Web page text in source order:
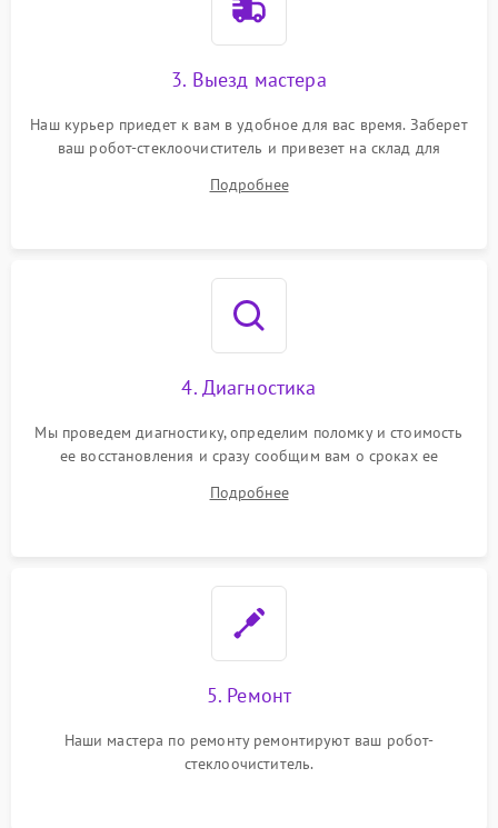
3. Выезд мастера
Наш курьер приедет к вам в удобное для вас время. Заберет
ваш робот-стеклоочиститель и привезет на склад для
Подробнее
4. Диагностика
Мы проведем диагностику, определим поломку и стоимость
ее восстановления и сразу сообщим вам о сроках ее
Подробнее
5. Ремонт
Наши мастера по ремонту ремонтируют ваш робот-
стеклоочиститель.